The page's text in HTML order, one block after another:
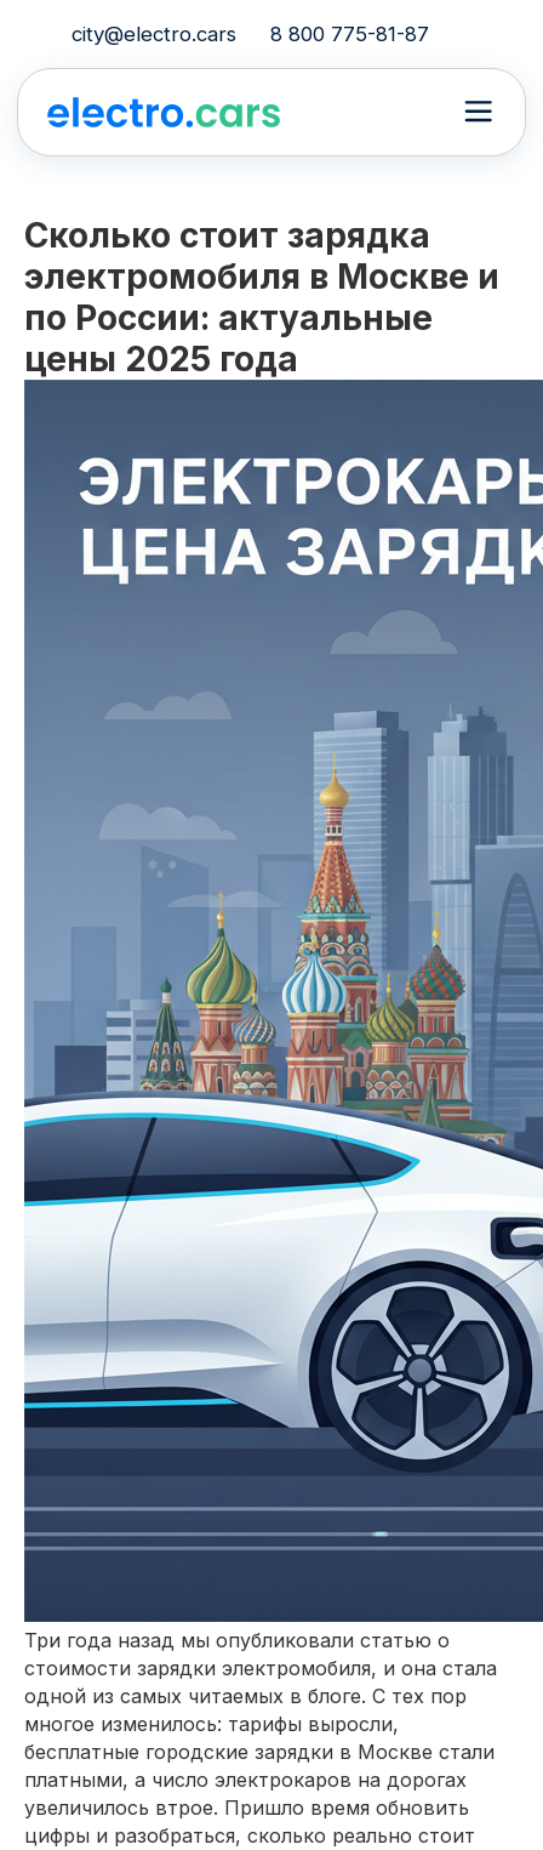
city@electro.cars 8 800 775-81-87
Сколько стоит зарядка
электромобиля в Москве и
по России: актуальные
цены 2025 года
Три года назад мы опубликовали статью о
стоимости зарядки электромобиля, и она стала
одной из самых читаемых в блоге. С тех пор
многое изменилось: тарифы выросли,
бесплатные городские зарядки в Москве стали
платными, а число электрокаров на дорогах
увеличилось втрое. Пришло время обновить
цифры и разобраться, сколько реально стоит